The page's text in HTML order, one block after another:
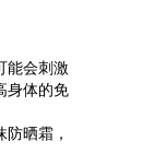
能会刺激
身体的免
晒霜，